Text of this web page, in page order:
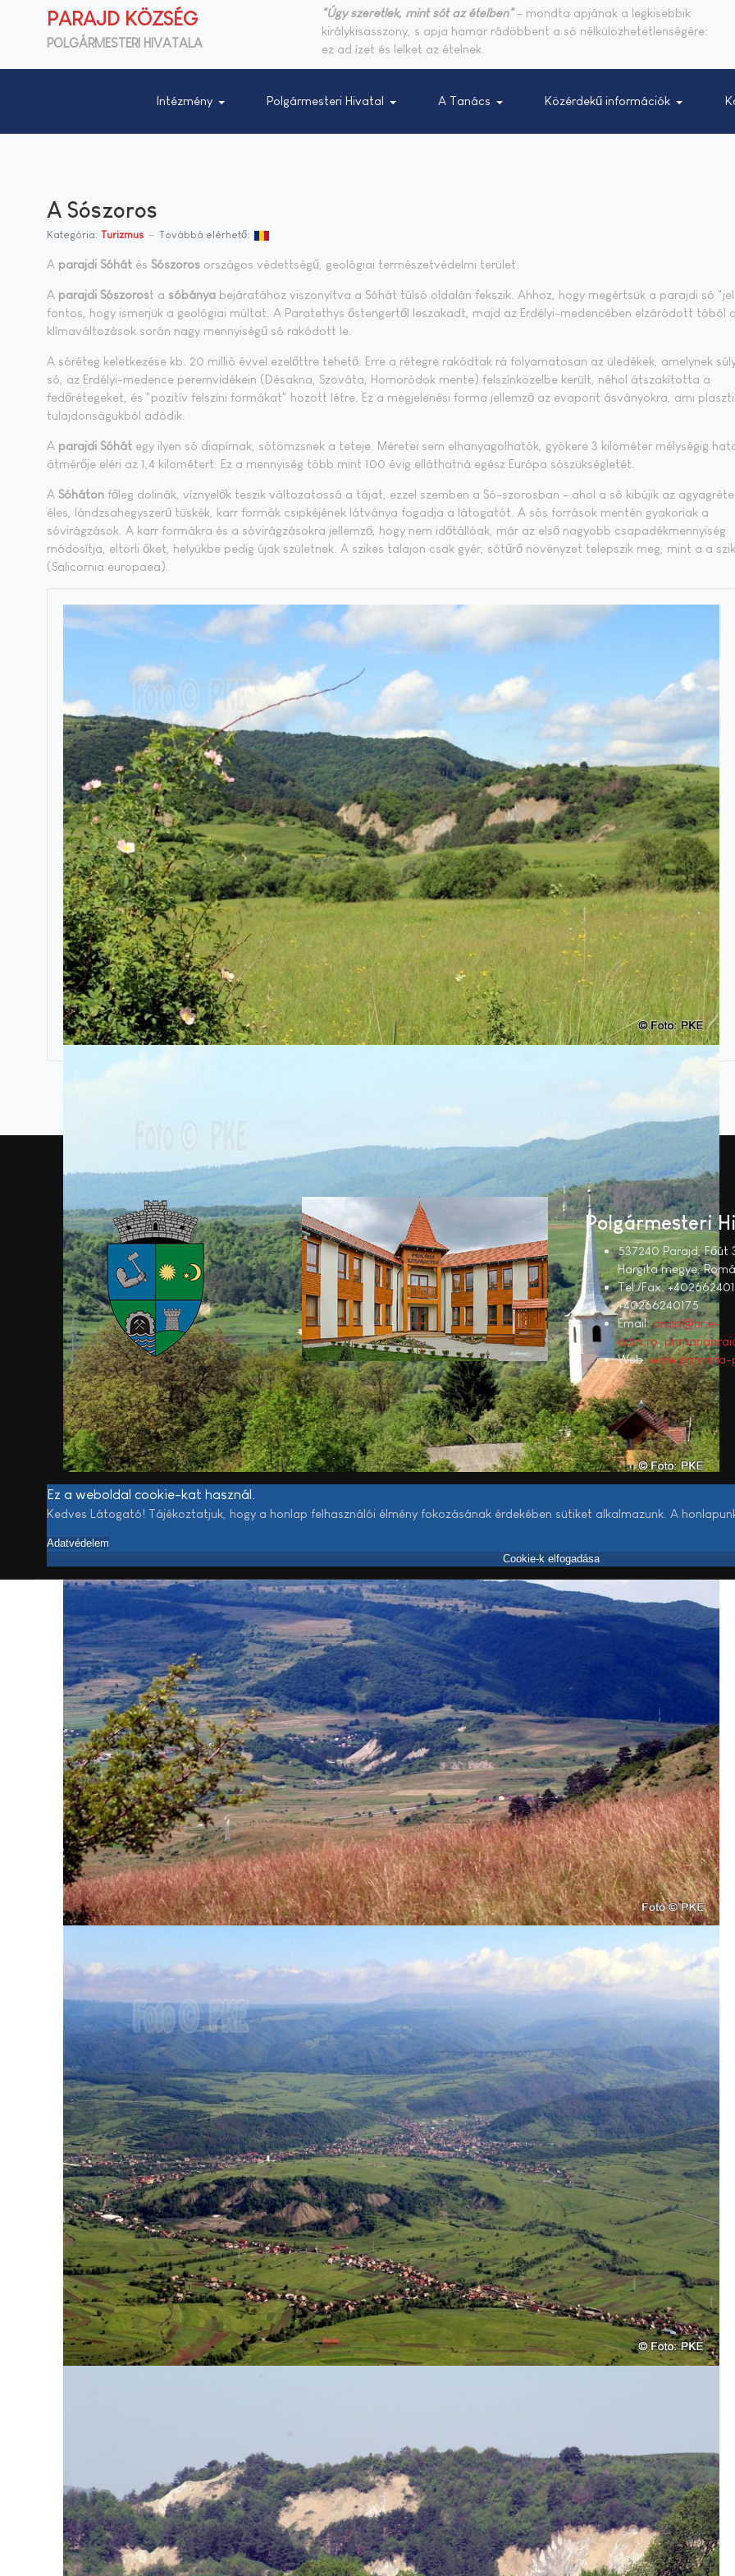
PARAJD KÖZSÉG
POLGÁRMESTERI HIVATALA
"Úgy szeretlek, mint sót az ételben"– mondta apjának a legkisebbik
királykisasszony, s apja hamar rádöbbent a só nélkülözhetetlenségére:
ez ad ízet és lelket az ételnek.
Intézmény Polgármesteri Hivatal A Tanács Közérdekű információk
A Sószoros
Kategória: Turizmus Továbbá elérhető:
A parajdi Sóhát és Sószoros országos védettségű, geológiai természetvédelmi terület.
A parajdi Sószorost a sóbánya bejáratához viszonyítva a Sóhát túlsó oldalán fekszik. Ahhoz, hogy megértsük a parajdi só
fontos, hogy ismerjük a geológiai múltat. A Paratethys őstengertől leszakadt, majd az Erdélyi-medencében elzáródott tóból a
klímaváltozások során nagy mennyiségű só rakódott le.
A sóréteg keletkezése kb. 20 millió évvel ezelőttre tehető. Erre a rétegre rakódtak rá folyamatosan az üledékek, amelynek
só, az Erdélyi-medence peremvidékein (Désakna, Szováta, Homoródok mente) felszínközelbe került, néhol átszakította a
fedőrétegeket, és "pozitív felszíni formákat" hozott létre. Ez a megjelenési forma jellemző az evaporit ásványokra, ami
tulajdonságukból adódik.
A parajdi Sóhát egy ilyen só diapírnak, sótömzsnek a teteje. Méretei sem elhanyagolhatók, gyökere 3 kilométer mélységig
átmérője eléri az 1,4 kilométert. Ez a mennyiség több mint 100 évig elláthatná egész Európa sószükségletét.
A Sóháton főleg dolinák, víznyelők teszik változatossá a tájat, ezzel szemben a Só-szorosban – ahol a só kibújik az
éles, lándzsahegyszerű tüskék, karr formák csipkéjének látványa fogadja a látogatót. A sós források mentén gyakoriak a
sóvirágzások. A karr formákra és a sóvirágzásokra jellemző, hogy nem időtállóak, már az első nagyobb csapadékmennyiség
módosítja, eltörli őket, helyükbe pedig újak születnek. A szikes talajon csak gyér, sótűrő növényzet telepszik meg, mint a a
(Salicornia europaea).
Polgármesteri
537240 Parajd, Főút
Hargita megye,
Tel./Fax:
+40266240175
Email:praid@hr.e-
adm.ro,
Web:www.primaria-
Ez a weboldal cookie-kat használ.
Kedves Látogató! Tájékoztatjuk, hogy a honlap felhasználói élmény fokozásának érdekében sütiket alkalmazunk. A
Adatvédelem
Cookie-k elfogadása